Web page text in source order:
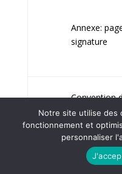
Annexe:
signature
017
Convention
participation
volontaire
de
Logement
Notre site utilise des
fonctionnement et
personnaliser